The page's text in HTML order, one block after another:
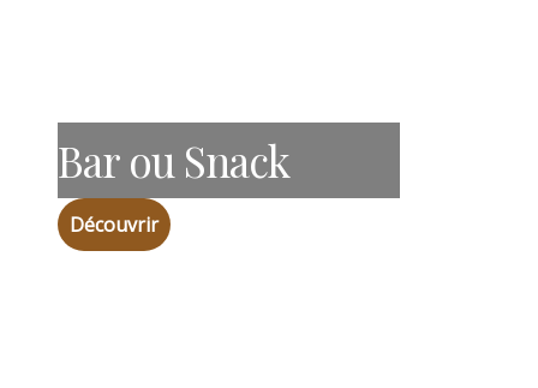
Bar ou Snack
Découvrir